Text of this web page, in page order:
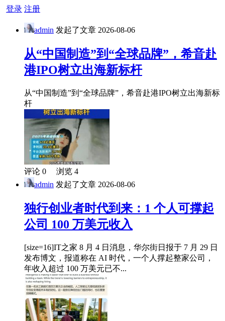
登录 注册
admin 发起了文章 2026-08-06
从“中国制造”到“全球品牌”，希音赴
港IPO树立出海新标杆
从“中国制造”到“全球品牌”，希音赴港IPO树立出海新标
杆
评论 0 浏览 4
admin 发起了文章 2026-08-06
独行创业者时代到来：1 个人可撑起
公司 100 万美元收入
[size=16]IT之家 8 月 4 日消息，华尔街日报于 7 月 29 日
发布博文，报道称在 AI 时代，一个人撑起整家公司，
年收入超过 100 万美元已不...